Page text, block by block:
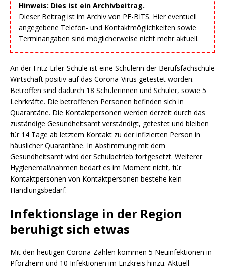
Hinweis: Dies ist ein Archivbeitrag.
Dieser Beitrag ist im Archiv von PF-BITS. Hier eventuell
angegebene Telefon- und Kontaktmöglichkeiten sowie
Terminangaben sind möglicherweise nicht mehr aktuell.
An der Fritz-Erler-Schule ist eine Schülerin der Berufsfachschule
Wirtschaft positiv auf das Corona-Virus getestet worden.
Betroffen sind dadurch 18 Schülerinnen und Schüler, sowie 5
Lehrkräfte. Die betroffenen Personen befinden sich in
Quarantäne. Die Kontaktpersonen werden derzeit durch das
zuständige Gesundheitsamt verständigt, getestet und bleiben
für 14 Tage ab letztem Kontakt zu der infizierten Person in
häuslicher Quarantäne. In Abstimmung mit dem
Gesundheitsamt wird der Schulbetrieb fortgesetzt. Weiterer
Hygienemaßnahmen bedarf es im Moment nicht, für
Kontaktpersonen von Kontaktpersonen bestehe kein
Handlungsbedarf.
Infektionslage in der Region
beruhigt sich etwas
Mit den heutigen Corona-Zahlen kommen 5 Neuinfektionen in
Pforzheim und 10 Infektionen im Enzkreis hinzu. Aktuell